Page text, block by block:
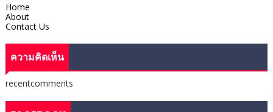
Home
About
Contact Us
ความคิดเห็น
recentcomments